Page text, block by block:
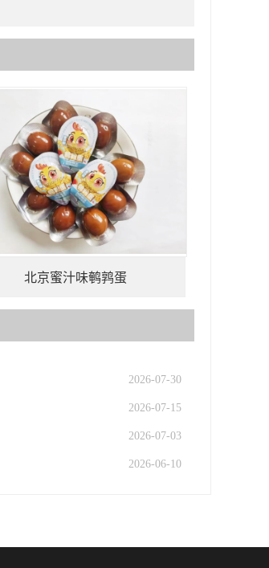
北京蜜汁味鹌鹑蛋
2026-07-30
2026-07-15
2026-07-03
2026-06-10